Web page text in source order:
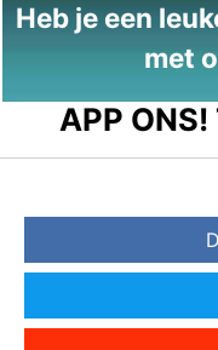
Heb je een
met
APP ONS!